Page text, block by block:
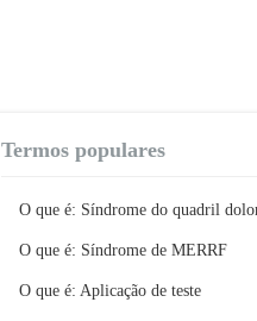
Termos populares
O que é: Síndrome do quadril
O que é: Síndrome de MERRF
O que é: Aplicação de teste